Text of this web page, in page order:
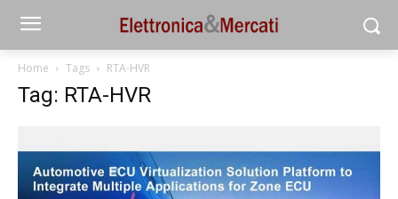
Home Tags RTA-HVR
Tag: RTA-HVR